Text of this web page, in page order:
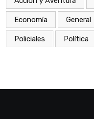
Economía General
Policiales Política